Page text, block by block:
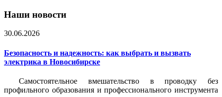
Наши новости
30.06.2026
Безопасность и надежность: как выбрать и вызвать
электрика в Новосибирске
Самостоятельное вмешательство в проводку без
профильного образования и профессионального инструмента